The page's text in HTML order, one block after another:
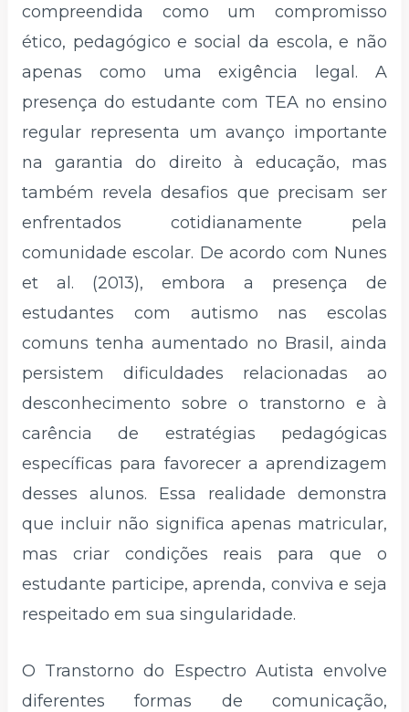
compreendida como um compromisso
ético, pedagógico e social da escola, e não
apenas como uma exigência legal. A
presença do estudante com TEA no ensino
regular representa um avanço importante
na garantia do direito à educação, mas
também revela desafios que precisam ser
enfrentados cotidianamente pela
comunidade escolar. De acordo com Nunes
et al. (2013), embora a presença de
estudantes com autismo nas escolas
comuns tenha aumentado no Brasil, ainda
persistem dificuldades relacionadas ao
desconhecimento sobre o transtorno e à
carência de estratégias pedagógicas
específicas para favorecer a aprendizagem
desses alunos. Essa realidade demonstra
que incluir não significa apenas matricular,
mas criar condições reais para que o
estudante participe, aprenda, conviva e seja
respeitado em sua singularidade.
O Transtorno do Espectro Autista envolve
diferentes formas de comunicação,